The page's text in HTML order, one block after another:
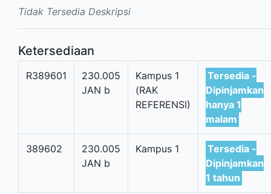
Tidak Tersedia Deskripsi
Ketersediaan
R389601
230.005
JAN b
Kampus 1
(RAK
REFERENSI)
Tersedia -
Dipinjamkan
hanya 1
malam
389602
230.005
JAN b
Kampus 1
Tersedia -
Dipinjamkan
1 tahun